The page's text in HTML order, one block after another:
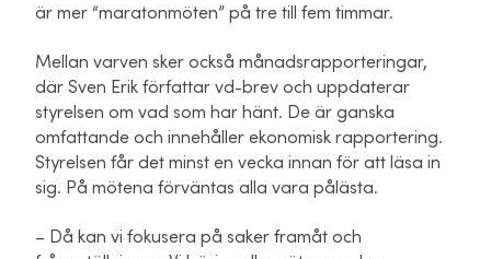
är mer “maratonmöten” på tre till fem timmar.
Mellan varven sker också månadsrapporteringar,
där Sven Erik författar vd-brev och uppdaterar
styrelsen om vad som har hänt. De är ganska
omfattande och innehåller ekonomisk rapportering.
Styrelsen får det minst en vecka innan för att läsa in
sig. På mötena förväntas alla vara pålästa.
– Då kan vi fokusera på saker framåt och